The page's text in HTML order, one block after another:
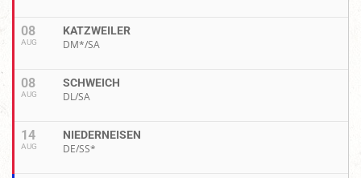
08
AUG
KATZWEILER
DM*/SA
08
AUG
SCHWEICH
DL/SA
14
AUG
NIEDERNEISEN
DE/SS*